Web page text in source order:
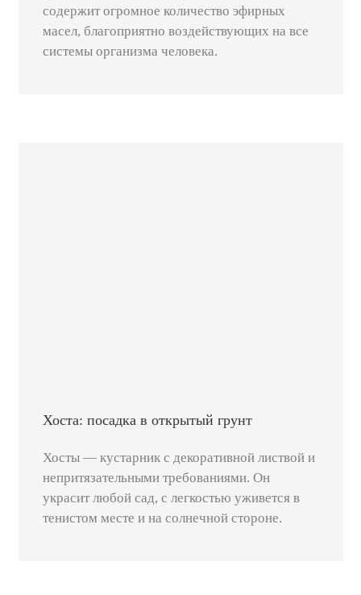
содержит огромное количество эфирных
масел, благоприятно воздействующих на все
системы организма человека.
Хоста: посадка в открытый грунт
Хосты — кустарник с декоративной листвой и
непритязательными требованиями. Он
украсит любой сад, с легкостью уживется в
тенистом месте и на солнечной стороне.